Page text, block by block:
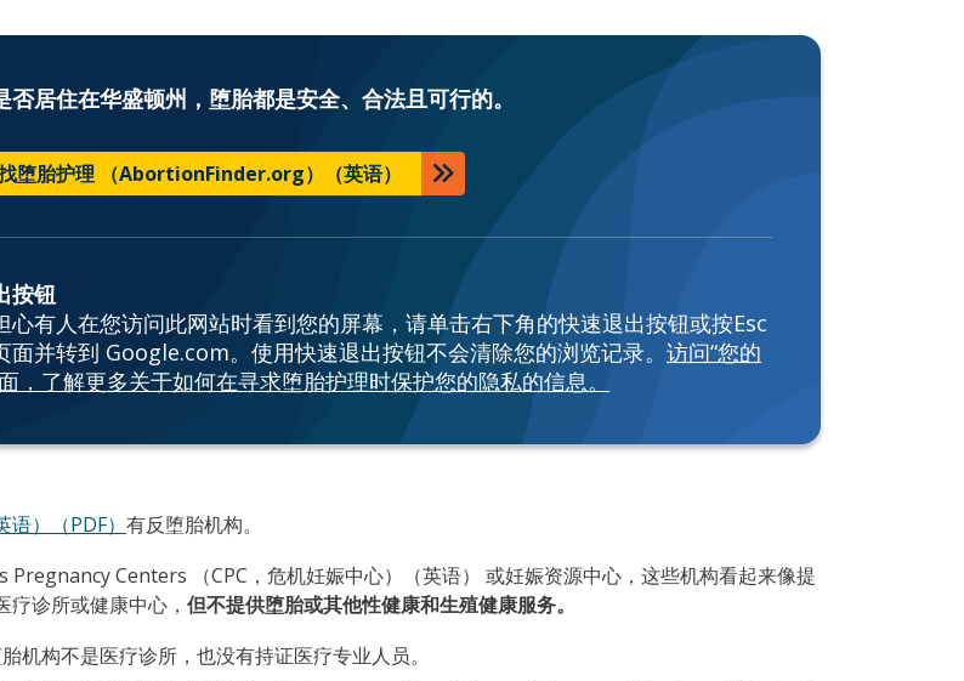
否居住在华盛顿州，堕胎都是安全、合法且可行的。
堕胎护理 （AbortionFinder.org）（英语）
按钮
心有人在您访问此网站时看到您的屏幕，请单击右下角的快速退出按钮或按Esc
面并转到 Google.com。使用快速退出按钮不会清除您的浏览记录。 访问“您的
，了解更多关于如何在寻求堕胎护理时保护您的隐私的信息。
）（PDF） 有反堕胎机构。
Pregnancy Centers （CPC，危机妊娠中心）（英语） 或妊娠资源中心，这些机构看起来像提
疗诊所或健康中心， 但不提供堕胎或其他性健康和生殖健康服务。
机构不是医疗诊所，也没有持证医疗专业人员。